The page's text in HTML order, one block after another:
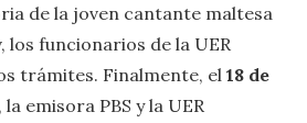
de la joven cantante maltesa
los funcionarios de la UER
trámites. Finalmente, el 18 de
, la emisora PBS y la UER